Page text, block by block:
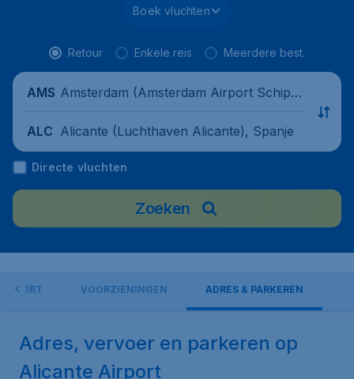
Boek vluchten
Retour Enkele reis Meerdere best.
AMS Amsterdam (Amsterdam Airport Schipho
ALC Alicante (Luchthaven Alicante), Spanje
Directe vluchten
Zoeken
VOORZIENINGEN ADRES & PARKEREN
Adres, vervoer en parkeren op
Alicante Airport